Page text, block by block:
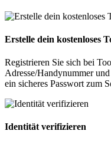
Erstelle dein kostenloses
Registrieren Sie sich bei
Adresse/Handynummer
ein sicheres Passwort zum
Identität verifizieren